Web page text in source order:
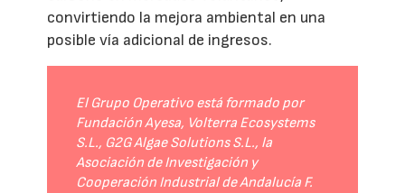
convirtiendo la mejora ambiental en una
posible vía adicional de ingresos.
El Grupo Operativo está formado por
Fundación Ayesa, Volterra Ecosystems
S.L., G2G Algae Solutions S.L., la
Asociación de Investigación y
Cooperación Industrial de Andalucía F.